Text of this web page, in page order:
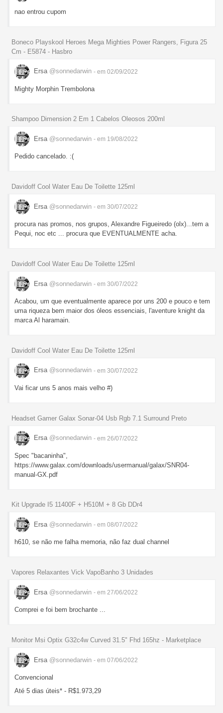
nao entrou cupom
Boneco Playskool Heroes Mega Mighties Power Rangers, Figura 25
Cm - E5874 - Hasbro
Ersa @sonnedarwin - em 02/09/2022
Mighty Morphin Trembolona
Shampoo Dimension 2 Em 1 Cabelos Oleosos 200ml
Ersa @sonnedarwin - em 19/08/2022
Pedido cancelado. :(
Davidoff Cool Water Eau De Toilette 125ml
Ersa @sonnedarwin - em 30/07/2022
procura nas promos, nos grupos, Alexandre Figueiredo (olx)...tem a
Pequi, noc etc ... procura que EVENTUALMENTE acha.
Davidoff Cool Water Eau De Toilette 125ml
Ersa @sonnedarwin - em 30/07/2022
Acabou, um que eventualmente aparece por uns 200 e pouco e tem
uma riqueza bem maior dos óleos essenciais, l'aventure knight da
marca Al haramain.
Davidoff Cool Water Eau De Toilette 125ml
Ersa @sonnedarwin - em 30/07/2022
Vai ficar uns 5 anos mais velho #)
Headset Gamer Galax Sonar-04 Usb Rgb 7.1 Surround Preto
Ersa @sonnedarwin - em 26/07/2022
Spec "bacaninha",
https://www.galax.com/downloads/usermanual/galax/SNR04-
manual-GX.pdf
Kit Upgrade I5 11400F + H510M + 8 Gb DDr4
Ersa @sonnedarwin - em 08/07/2022
h610, se não me falha memoria, não faz dual channel
Vapores Relaxantes Vick VapoBanho 3 Unidades
Ersa @sonnedarwin - em 27/06/2022
Comprei e foi bem brochante ...
Monitor Msi Optix G32c4w Curved 31.5" Fhd 165hz - Marketplace
Ersa @sonnedarwin - em 07/06/2022
Convencional
Até 5 dias úteis* - R$1.973,29